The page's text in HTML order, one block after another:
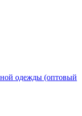
одежды (оптовый